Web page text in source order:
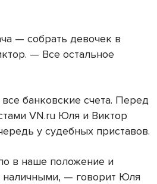
— собрать девочек в
— Все остальное
банковские счета. Перед
VN.ru Юля и Виктор
у судебных приставов.
в наше положение и
наличными, — говорит Юля